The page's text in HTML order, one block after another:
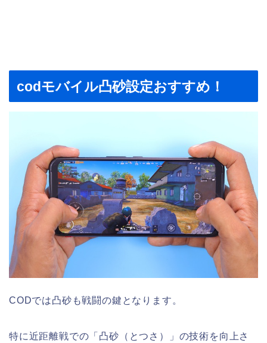
codモバイル凸砂設定おすすめ！
CODでは凸砂も戦闘の鍵となります。
特に近距離戦での「凸砂（とつさ）」の技術を向上さ